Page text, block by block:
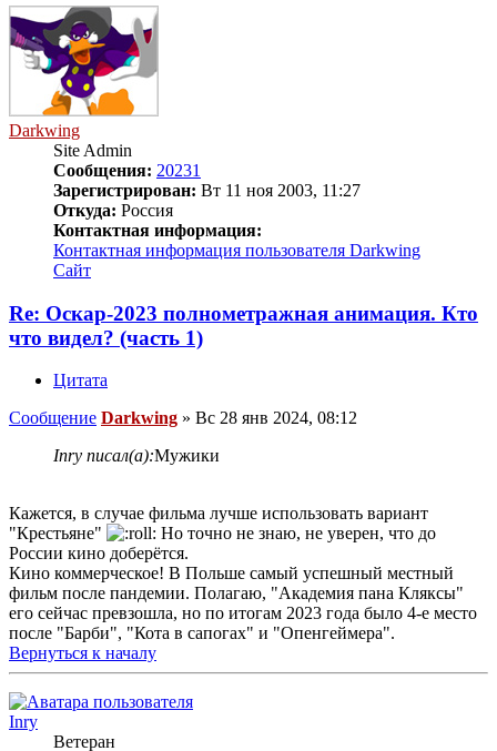
Darkwing
Site Admin
Сообщения: 20231
Зарегистрирован: Вт 11 ноя 2003, 11:27
Откуда: Россия
Контактная информация:
Контактная информация пользователя Darkwing
Сайт
Re: Оскар-2023 полнометражная анимация. Кто
что видел? (часть 1)
Цитата
Сообщение Darkwing » Вс 28 янв 2024, 08:12
Inry писал(а):Мужики
Кажется, в случае фильма лучше использовать вариант
"Крестьяне"
Но точно не знаю, не уверен, что до
России кино доберётся.
Кино коммерческое! В Польше самый успешный местный
фильм после пандемии. Полагаю, "Академия пана Кляксы"
его сейчас превзошла, но по итогам 2023 года было 4-е место
после "Барби", "Кота в сапогах" и "Опенгеймера".
Вернуться к началу
Inry
Ветеран